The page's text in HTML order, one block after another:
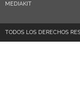
MEDIAKIT
TODOS LOS DERECHOS